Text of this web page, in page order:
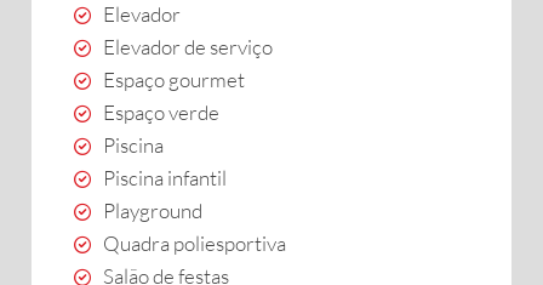
Elevador
Elevador de serviço
Espaço gourmet
Espaço verde
Piscina
Piscina infantil
Playground
Quadra poliesportiva
Salão de festas